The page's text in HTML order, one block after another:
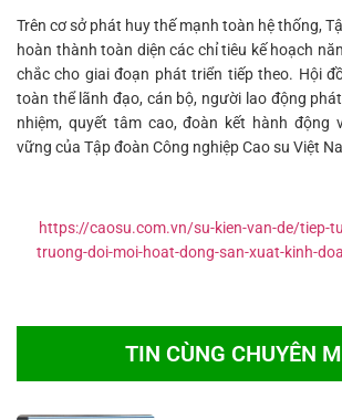
Trên cơ sở phát huy thế mạnh toàn hệ thống,
hoàn thành toàn diện các chỉ tiêu kế hoạch
chắc cho giai đoạn phát triển tiếp theo. Hội
toàn thể lãnh đạo, cán bộ, người lao động
nhiệm, quyết tâm cao, đoàn kết hành động
vững của Tập đoàn Công nghiệp Cao su Việt
https://caosu.com.vn/su-kien-van-de/tiep-
truong-doi-moi-hoat-dong-san-xuat-kinh-
TIN CÙNG CHUYÊN